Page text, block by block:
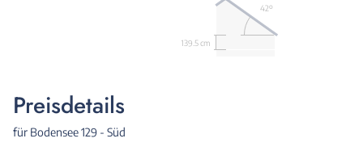
139.5 cm
42º
Preisdetails
für Bodensee 129 - Süd